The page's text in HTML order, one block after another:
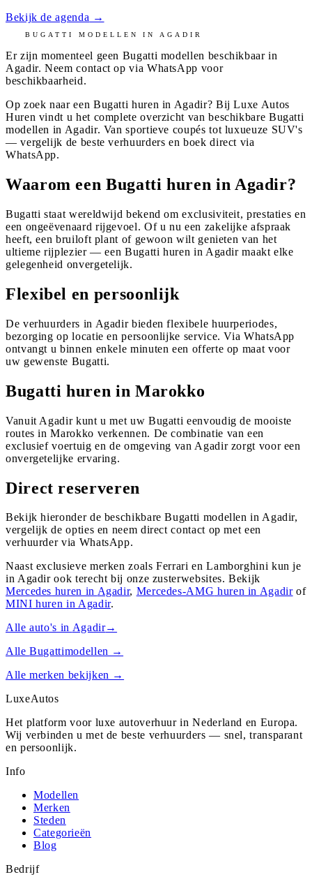
Bekijk de agenda →
BUGATTI MODELLEN IN AGADIR
Er zijn momenteel geen Bugatti modellen beschikbaar in
Agadir. Neem contact op via WhatsApp voor
beschikbaarheid.
Op zoek naar een Bugatti huren in Agadir? Bij Luxe Autos
Huren vindt u het complete overzicht van beschikbare Bugatti
modellen in Agadir. Van sportieve coupés tot luxueuze SUV's
— vergelijk de beste verhuurders en boek direct via
WhatsApp.
Waarom een Bugatti huren in Agadir?
Bugatti staat wereldwijd bekend om exclusiviteit, prestaties en
een ongeëvenaard rijgevoel. Of u nu een zakelijke afspraak
heeft, een bruiloft plant of gewoon wilt genieten van het
ultieme rijplezier — een Bugatti huren in Agadir maakt elke
gelegenheid onvergetelijk.
Flexibel en persoonlijk
De verhuurders in Agadir bieden flexibele huurperiodes,
bezorging op locatie en persoonlijke service. Via WhatsApp
ontvangt u binnen enkele minuten een offerte op maat voor
uw gewenste Bugatti.
Bugatti huren in Marokko
Vanuit Agadir kunt u met uw Bugatti eenvoudig de mooiste
routes in Marokko verkennen. De combinatie van een
exclusief voertuig en de omgeving van Agadir zorgt voor een
onvergetelijke ervaring.
Direct reserveren
Bekijk hieronder de beschikbare Bugatti modellen in Agadir,
vergelijk de opties en neem direct contact op met een
verhuurder via WhatsApp.
Naast exclusieve merken zoals Ferrari en Lamborghini kun je
in Agadirook terecht bij onze zusterwebsites. Bekijk
Mercedes huren in Agadir, Mercedes-AMG huren in Agadirof
MINI huren in Agadir.
Alle auto's in Agadir→
AlleBugattimodellen →
Alle merken bekijken →
LuxeAutos
Het platform voor luxe autoverhuur in Nederland en Europa.
Wij verbinden u met de beste verhuurders — snel, transparant
en persoonlijk.
Info
Modellen
Merken
Steden
Categorieën
Blog
Bedrijf